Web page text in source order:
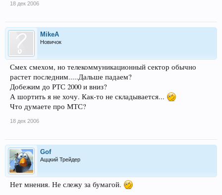
18 дек 2006
MikeA
Новичок
Смех смехом, но телекоммуникационный сектор обычно
растет последним.....Дальше падаем?
Добежим до РТС 2000 и вниз?
А шортить я не хочу. Как-то не складывается...
Что думаете про МТС?
18 дек 2006
Gof
Аццкий Трейдер
Нет мнения. Не слежу за бумагой.